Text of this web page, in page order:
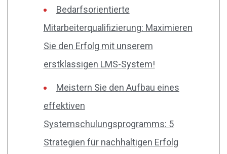
Bedarfsorientierte
Mitarbeiterqualifizierung: Maximieren
Sie den Erfolg mit unserem
erstklassigen LMS-System!
Meistern Sie den Aufbau eines
effektiven
Systemschulungsprogramms: 5
Strategien für nachhaltigen Erfolg